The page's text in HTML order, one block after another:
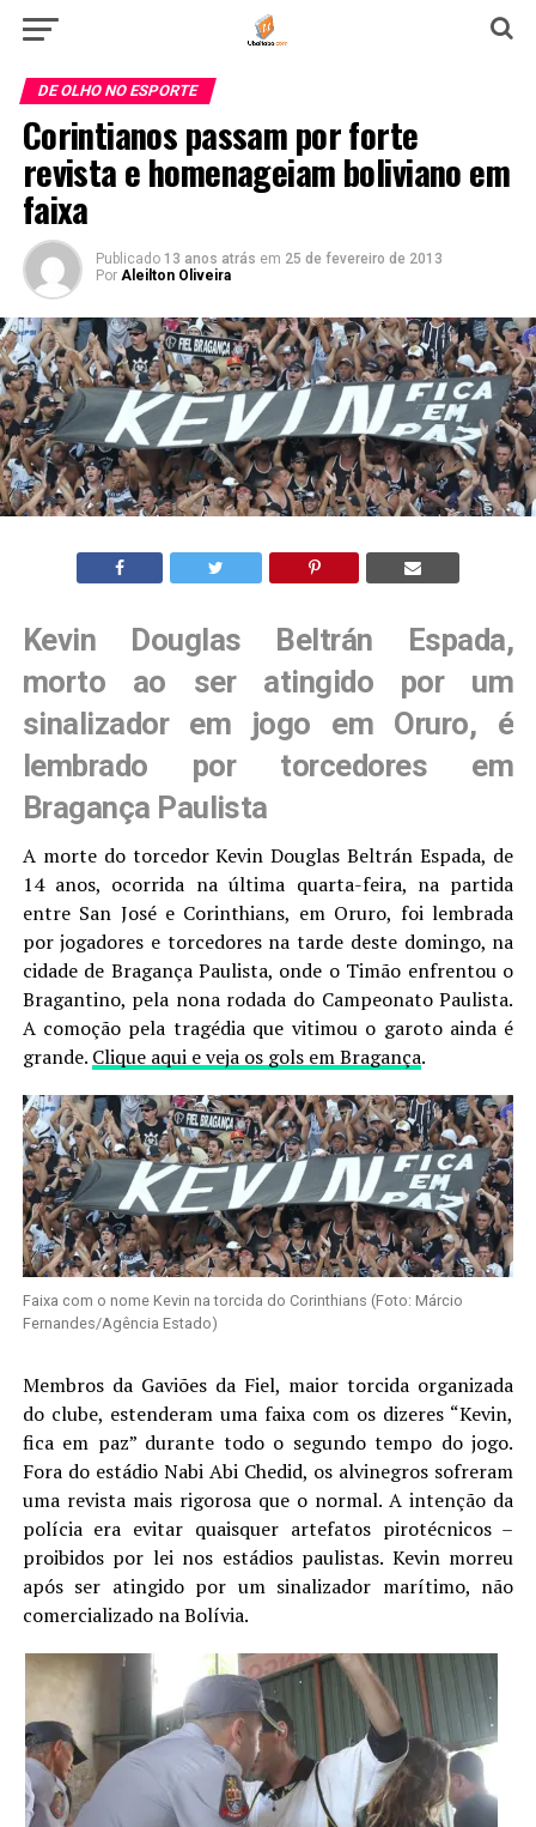
DE OLHO NO ESPORTE
Corintianos passam por forte
revista e homenageiam boliviano em
faixa
Publicado 13 anos atrás em 25 de fevereiro de 2013
Por Aleilton Oliveira
Kevin Douglas Beltrán Espada,
morto ao ser atingido por um
sinalizador em jogo em Oruro, é
lembrado por torcedores em
Bragança Paulista
A morte do torcedor Kevin Douglas Beltrán Espada, de
14 anos, ocorrida na última quarta-feira, na partida
entre San José e Corinthians, em Oruro, foi lembrada
por jogadores e torcedores na tarde deste domingo, na
cidade de Bragança Paulista, onde o Timão enfrentou o
Bragantino, pela nona rodada do Campeonato Paulista.
A comoção pela tragédia que vitimou o garoto ainda é
grande. Clique aqui e veja os gols em Bragança.
Faixa com o nome Kevin na torcida do Corinthians (Foto: Márcio
Fernandes/Agência Estado)
Membros da Gaviões da Fiel, maior torcida organizada
do clube, estenderam uma faixa com os dizeres “Kevin,
fica em paz” durante todo o segundo tempo do jogo.
Fora do estádio Nabi Abi Chedid, os alvinegros sofreram
uma revista mais rigorosa que o normal. A intenção da
polícia era evitar quaisquer artefatos pirotécnicos –
proibidos por lei nos estádios paulistas. Kevin morreu
após ser atingido por um sinalizador marítimo, não
comercializado na Bolívia.